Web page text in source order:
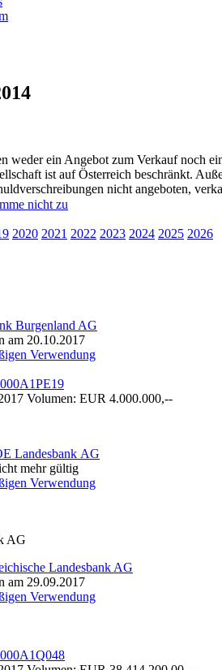
weder ein Angebot zum Verkauf noch
ist auf Österreich beschränkt.
nicht angeboten,
nicht zu
2020 2021 2022 2023 2024 2025 2026
Burgenland AG
am 20.10.2017
Verwendung
Volumen: EUR 4.000.000,--
Landesbank AG
mehr gültig
Verwendung
AG
Landesbank AG
am 29.09.2017
Verwendung